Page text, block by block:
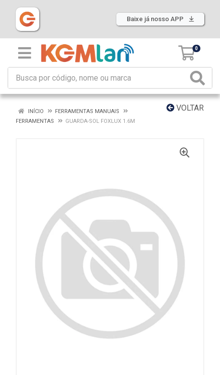
Baixe já nosso APP
0
VOLTAR
INÍCIO
FERRAMENTAS MANUAIS
FERRAMENTAS
GUARDA-SOL FOXLUX 1.6M